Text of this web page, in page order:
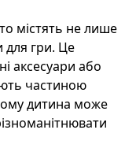
містять не лише
для гри. Це
аксесуари або
частиною
дитина може